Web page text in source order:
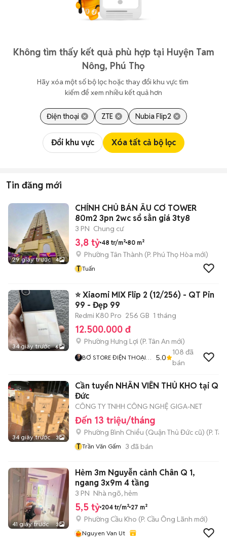
Không tìm thấy kết quả phù hợp tại Huyện Tam
Nông, Phú Thọ
Hãy xóa một số bộ lọc hoặc thay đổi khu vực tìm
kiếm để xem nhiều kết quả hơn
Điện thoại ZTE Nubia Flip2
Đổi khu vực Xóa tất cả bộ lọc
Tin đăng mới
29 giây trước 4
CHÍNH CHỦ BÁN ÂU CƠ TOWER
80m2 3pn 2wc sổ sẳn giá 3ty8
3 PN Chung cư
3,8 tỷ 48 tr/m² 80 m²
Phường Tân Thành (P. Phú Thọ Hòa mới)
T Tuấn
34 giây trước 6
⭐ Xiaomi MIX Flip 2 (12/256) - QT Pin
99 - Đẹp 99
Redmi K80 Pro 256 GB 1 tháng
12.500.000 đ
Phường Hưng Lợi (P. Tân An mới)
BƠ STORE ĐIỆN THOẠI
5.0
108 đã
bán
34 giây trước 3
Cần tuyển NHÂN VIÊN THỦ KHO tại
Đức
CÔNG TY TNHH CÔNG NGHỆ GIGA-NET
Đến 13 triệu/tháng
Phường Bình Chiểu (Quận Thủ Đức cũ) (P.
T Trần Văn Gấm 3 đã bán
41 giây trước 3
Hẻm 3m Nguyễn cảnh Chân Q 1,
ngang 3x9m 4 tầng
3 PN Nhà ngõ, hẻm
5,5 tỷ 204 tr/m² 27 m²
Phường Cầu Kho (P. Cầu Ông Lãnh mới)
Nguyen Van Ut